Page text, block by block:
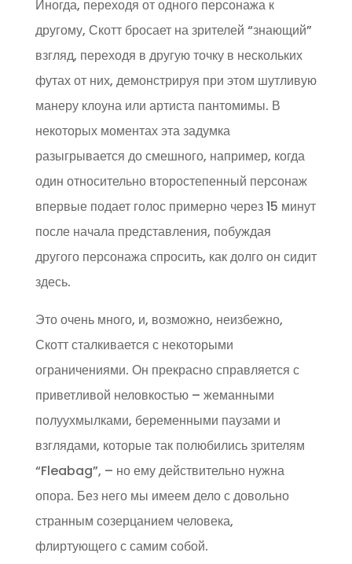
Иногда, переходя от одного персонажа к
другому, Скотт бросает на зрителей “знающий”
взгляд, переходя в другую точку в нескольких
футах от них, демонстрируя при этом шутливую
манеру клоуна или артиста пантомимы. В
некоторых моментах эта задумка
разыгрывается до смешного, например, когда
один относительно второстепенный персонаж
впервые подает голос примерно через 15 минут
после начала представления, побуждая
другого персонажа спросить, как долго он сидит
здесь.
Это очень много, и, возможно, неизбежно,
Скотт сталкивается с некоторыми
ограничениями. Он прекрасно справляется с
приветливой неловкостью – жеманными
полуухмылками, беременными паузами и
взглядами, которые так полюбились зрителям
“Fleabag”, – но ему действительно нужна
опора. Без него мы имеем дело с довольно
странным созерцанием человека,
флиртующего с самим собой.